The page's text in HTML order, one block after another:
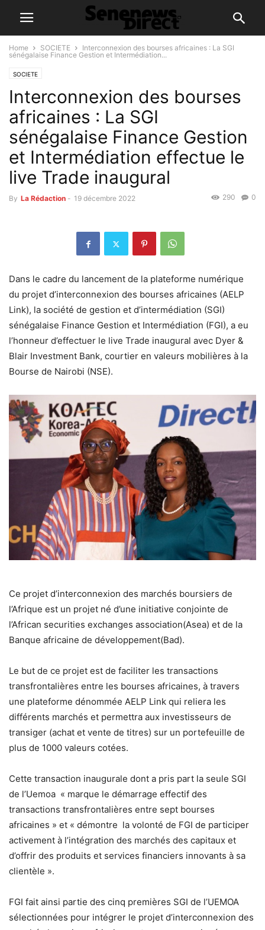
Home SOCIETE
Interconnexion des bourses africaines : La SGI
sénégalaise Finance Gestion et Intermédiation...
SOCIETE
Interconnexion des bourses
africaines : La SGI
sénégalaise Finance Gestion
et Intermédiation effectue le
live Trade inaugural
By La Rédaction - 19 décembre 2022 0
290
Dans le cadre du lancement de la plateforme numérique
du projet d’interconnexion des bourses africaines (AELP
Link), la société de gestion et d’intermédiation (SGI)
sénégalaise Finance Gestion et Intermédiation (FGI), a eu
l’honneur d’effectuer le live Trade inaugural avec Dyer &
Blair Investment Bank, courtier en valeurs mobilières à la
Bourse de Nairobi (NSE).
Ce projet d’interconnexion des marchés boursiers de
l’Afrique est un projet né d’une initiative conjointe de
l’African securities exchanges association(Asea) et de la
Banque africaine de développement(Bad).
Le but de ce projet est de faciliter les transactions
transfrontalières entre les bourses africaines, à travers
une plateforme dénommée AELP Link qui reliera les
différents marchés et permettra aux investisseurs de
transiger (achat et vente de titres) sur un portefeuille de
plus de 1000 valeurs cotées.
Cette transaction inaugurale dont a pris part la seule SGI
de l’Uemoa « marque le démarrage effectif des
transactions transfrontalières entre sept bourses
africaines » et « démontre la volonté de FGI de participer
activement à l’intégration des marchés des capitaux et
d’offrir des produits et services financiers innovants à sa
clientèle ».
FGI fait ainsi partie des cinq premières SGI de l’UEMOA
sélectionnées pour intégrer le projet d’interconnexion des